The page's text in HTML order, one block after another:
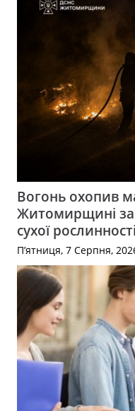
Вогонь охопив
Житомирщині
сухої рослинності
П’ятниця, 7 Серпня,